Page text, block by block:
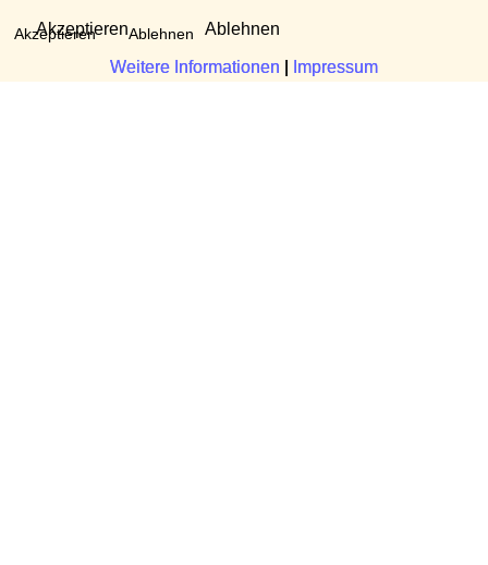
Akzeptieren Ablehnen
Weitere Informationen Impressum
Akzeptieren Ablehnen
Weitere Informationen Impressum